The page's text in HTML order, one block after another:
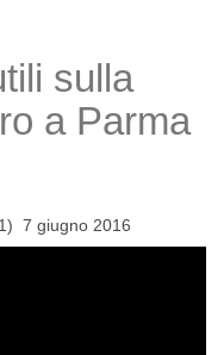
sulla
a Parma
7 giugno 2016